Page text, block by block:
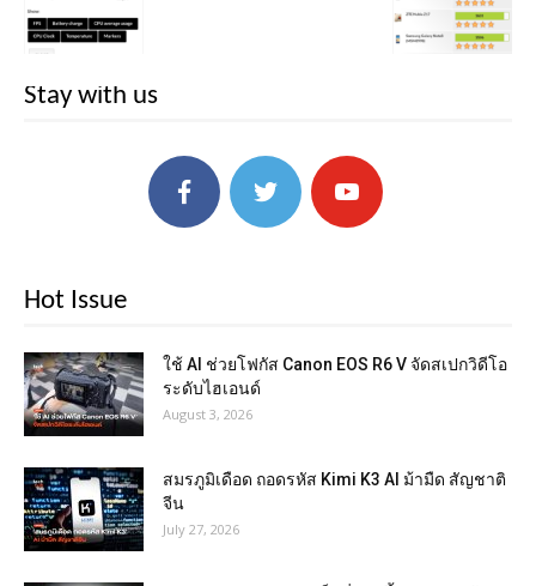
Stay with us
Hot Issue
ใช้ AI ช่วยโฟกัส Canon EOS R6 V จัดสเปกวิดีโอ
ระดับไฮเอนด์
August 3, 2026
สมรภูมิเดือด ถอดรหัส Kimi K3 AI ม้ามืด สัญชาติ
จีน
July 27, 2026